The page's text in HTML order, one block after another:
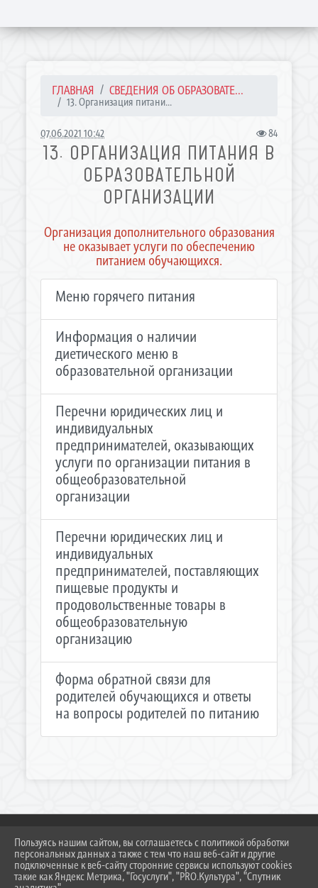
ГЛАВНАЯ СВЕДЕНИЯ ОБ ОБРАЗОВАТЕ...
13. Организация питани...
07.06.2021 10:42 84
13. ОРГАНИЗАЦИЯ ПИТАНИЯ В
ОБРАЗОВАТЕЛЬНОЙ
ОРГАНИЗАЦИИ
Организация дополнительного образования
не оказывает услуги по обеспечению
питанием обучающихся.
Меню горячего питания
Информация о наличии
диетического меню в
образовательной организации
Перечни юридических лиц и
индивидуальных
предпринимателей, оказывающих
услуги по организации питания в
общеобразовательной
организации
Перечни юридических лиц и
индивидуальных
предпринимателей, поставляющих
пищевые продукты и
продовольственные товары в
общеобразовательную
организацию
Форма обратной связи для
родителей обучающихся и ответы
на вопросы родителей по питанию
2026 Г. DUSSH.TEMR23.RU
ВХОД
Пользуясь нашим сайтом, вы соглашаетесь с политикой обработки
персональных данных а также с тем что наш веб-сайт и другие
подключенные к веб-сайту сторонние сервисы используют cookies
такие как Яндекс Метрика, "Госуслуги", "PRO.Культура", "Спутник